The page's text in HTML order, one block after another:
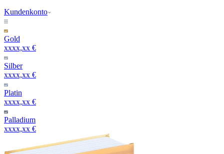
Kundenkonto
Gold
xxxx,xx €
Silber
xxxx,xx €
Platin
xxxx,xx €
Palladium
xxxx,xx €